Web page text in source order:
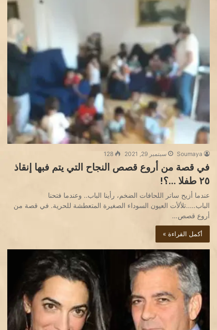
Soumaya سبتمبر 29, 2021 128
في قصة من أروع قصص النجاح التي يتم فبها إنقاذ
٢٥ طفلا …؟!
عندما أزيح ساتر اللحافات الضخم، رأينا الباب.. وعندما فتحنا
الباب…..تلألأت العيون السوداء الصغيرة المتعطشة للحرية. في قصة من
أروع قصص…
أكمل القراءة »